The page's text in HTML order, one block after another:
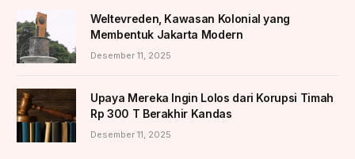
Weltevreden, Kawasan Kolonial yang
Membentuk Jakarta Modern
Desember 11, 2025
Upaya Mereka Ingin Lolos dari Korupsi Timah
Rp 300 T Berakhir Kandas
Desember 11, 2025